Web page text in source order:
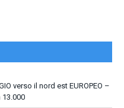
verso il nord est EUROPEO –
13.000